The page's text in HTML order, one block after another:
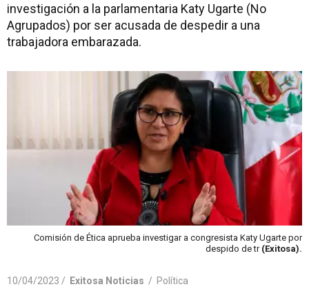
investigación a la parlamentaria Katy Ugarte (No
Agrupados) por ser acusada de despedir a una
trabajadora embarazada.
Comisión de Ética aprueba investigar a congresista Katy Ugarte por
despido de tr (Exitosa).
10/04/2023 / Exitosa Noticias / Política